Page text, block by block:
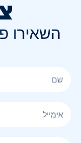
השאירו